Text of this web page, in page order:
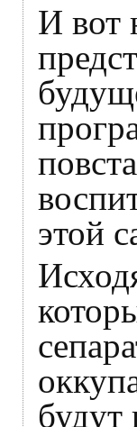
И вот
этой
будут